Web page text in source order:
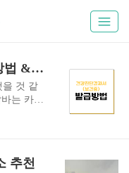
건강진단결과서(보건증) 발급 방법 & 온라인 출력하기
을 것 같
는 카페
건증'을
필요한
추천